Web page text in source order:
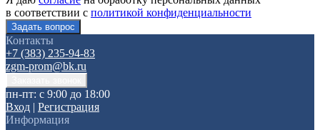
в соответствии с политикой конфиденциальности
Контакты
+7 (383) 235-94-83
zgm-prom@bk.ru
пн-пт: с 9:00 до 18:00
Вход | Регистрация
Информация